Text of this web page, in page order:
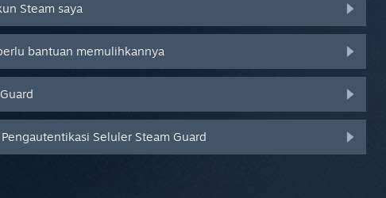
Steam saya
bantuan memulihkannya
Seluler Steam Guard